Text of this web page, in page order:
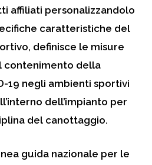
affiliati personalizzandolo
caratteristiche del
definisce le misure
contenimento della
19 negli ambienti sportivi
dell’impianto per
del canottaggio.
guida nazionale per le